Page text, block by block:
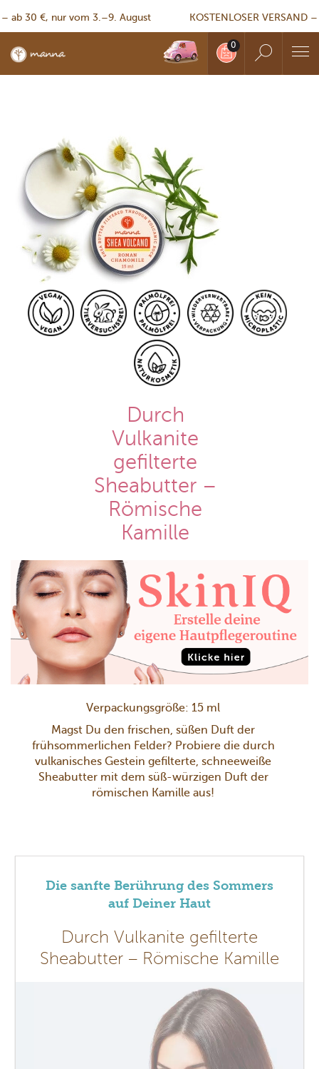
30 €, nur vom 3.–9. August KOSTENLOSER VERSAND –
Durch
Vulkanite
gefilterte
Sheabutter –
Römische
Kamille
Verpackungsgröße: 15 ml
Magst Du den frischen, süßen Duft der
frühsommerlichen Felder? Probiere die durch
vulkanisches Gestein gefilterte, schneeweiße
Sheabutter mit dem süß-würzigen Duft der
römischen Kamille aus!
Die sanfte Berührung des Sommers
auf Deiner Haut
Durch Vulkanite gefilterte
Sheabutter – Römische Kamille